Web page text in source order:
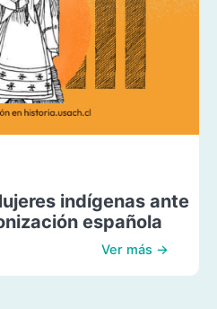
indígenas ante
española
Ver más →